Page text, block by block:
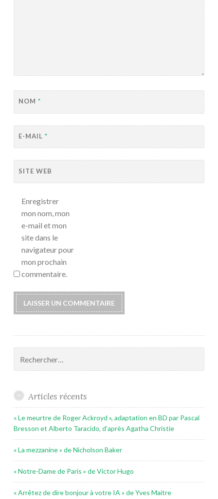
NOM *
E-MAIL *
SITE WEB
Enregistrer
mon nom, mon
e-mail et mon
site dans le
navigateur pour
mon prochain
commentaire.
Articles récents
« Le meurtre de Roger Ackroyd », adaptation en BD par Pascal
Bresson et Alberto Taracido, d’après Agatha Christie
« La mezzanine » de Nicholson Baker
« Notre-Dame de Paris » de Victor Hugo
« Arrêtez de dire bonjour à votre IA » de Yves Maitre